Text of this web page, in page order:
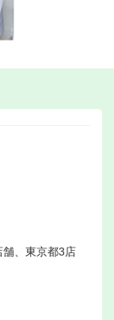
、東京都3店